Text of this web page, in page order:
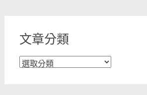
文章分類
文